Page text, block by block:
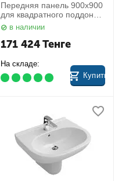
Передняя панель 900x900
для квадратного поддона
Purano 202181.055 Huppe
в наличии
171 424Тенге
На складе:
Купить